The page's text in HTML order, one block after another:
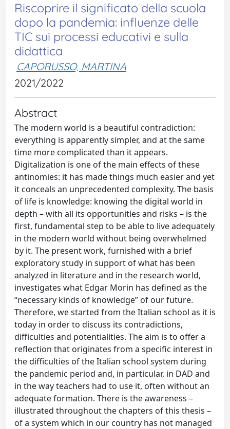
Riscoprire il significato della scuola
dopo la pandemia: influenze delle
TIC sui processi educativi e sulla
didattica
CAPORUSSO, MARTINA
2021/2022
Abstract
The modern world is a beautiful contradiction:
everything is apparently simpler, and at the same
time more complicated than it appears.
Digitalization is one of the main effects of these
antinomies: it has made things much easier and yet
it conceals an unprecedented complexity. The basis
of life is knowledge: knowing the digital world in
depth – with all its opportunities and risks – is the
first, fundamental step to be able to live adequately
in the modern world without being overwhelmed
by it. The present work, furnished with a brief
exploratory study in support of what has been
analyzed in literature and in the research world,
investigates what Edgar Morin has defined as the
“necessary kinds of knowledge” of our future.
Therefore, we started from the Italian school as it is
today in order to discuss its contradictions,
difficulties and potentialities. The aim is to offer a
reflection that originates from a specific interest in
the difficulties of the Italian school system during
the pandemic period and, in particular, in DAD and
in the way teachers had to use it, often without an
adequate formation. There is the awareness –
illustrated throughout the chapters of this thesis –
of a system which in our country has not managed